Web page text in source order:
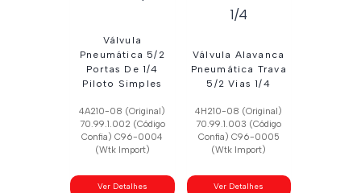
Válvula
Pneumática 5/2
Portas De 1/4
Piloto Simples
4A210-08 (Original)
70.99.1.002 (Código
Confia) C96-0004
(Wtk Import)
Ver Detalhes
Válvula Alavanca
Pneumática Trava
5/2 Vias 1/4
4H210-08 (Original)
70.99.1.003 (Código
Confia) C96-0005
(Wtk Import)
Ver Detalhes